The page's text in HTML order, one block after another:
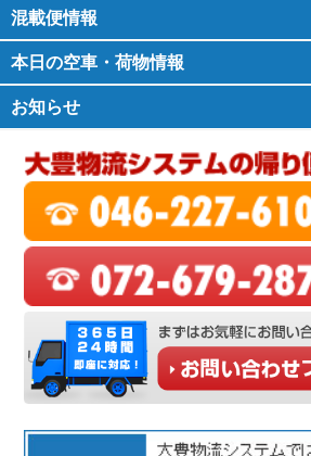
混載便情報
本日の空車・荷物情報
お知らせ